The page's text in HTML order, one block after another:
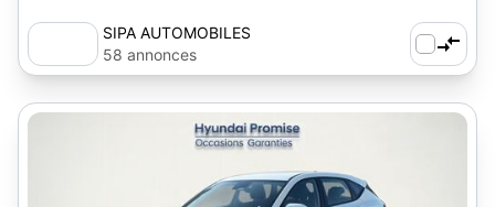
SIPA AUTOMOBILES
58 annonces